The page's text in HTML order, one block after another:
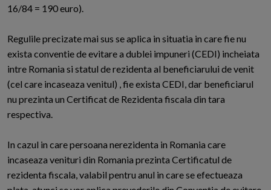
16/84 = 190 euro).
Regulile precizate mai sus se aplica in situatia in care fie nu
exista conventie de evitare a dublei impuneri (CEDI) incheiata
intre Romania si statul de rezidenta al beneficiarului de venit
(cel care incaseaza venitul) , fie exista CEDI, dar beneficiarul
nu prezinta un Certificat de Rezidenta fiscala din tara
respectiva.
In cazul in care persoana nerezidenta in Romania care
incaseaza venituri din Romania prezinta Certificatul de
rezidenta fiscala, valabil pentru anul in care se efectueaza